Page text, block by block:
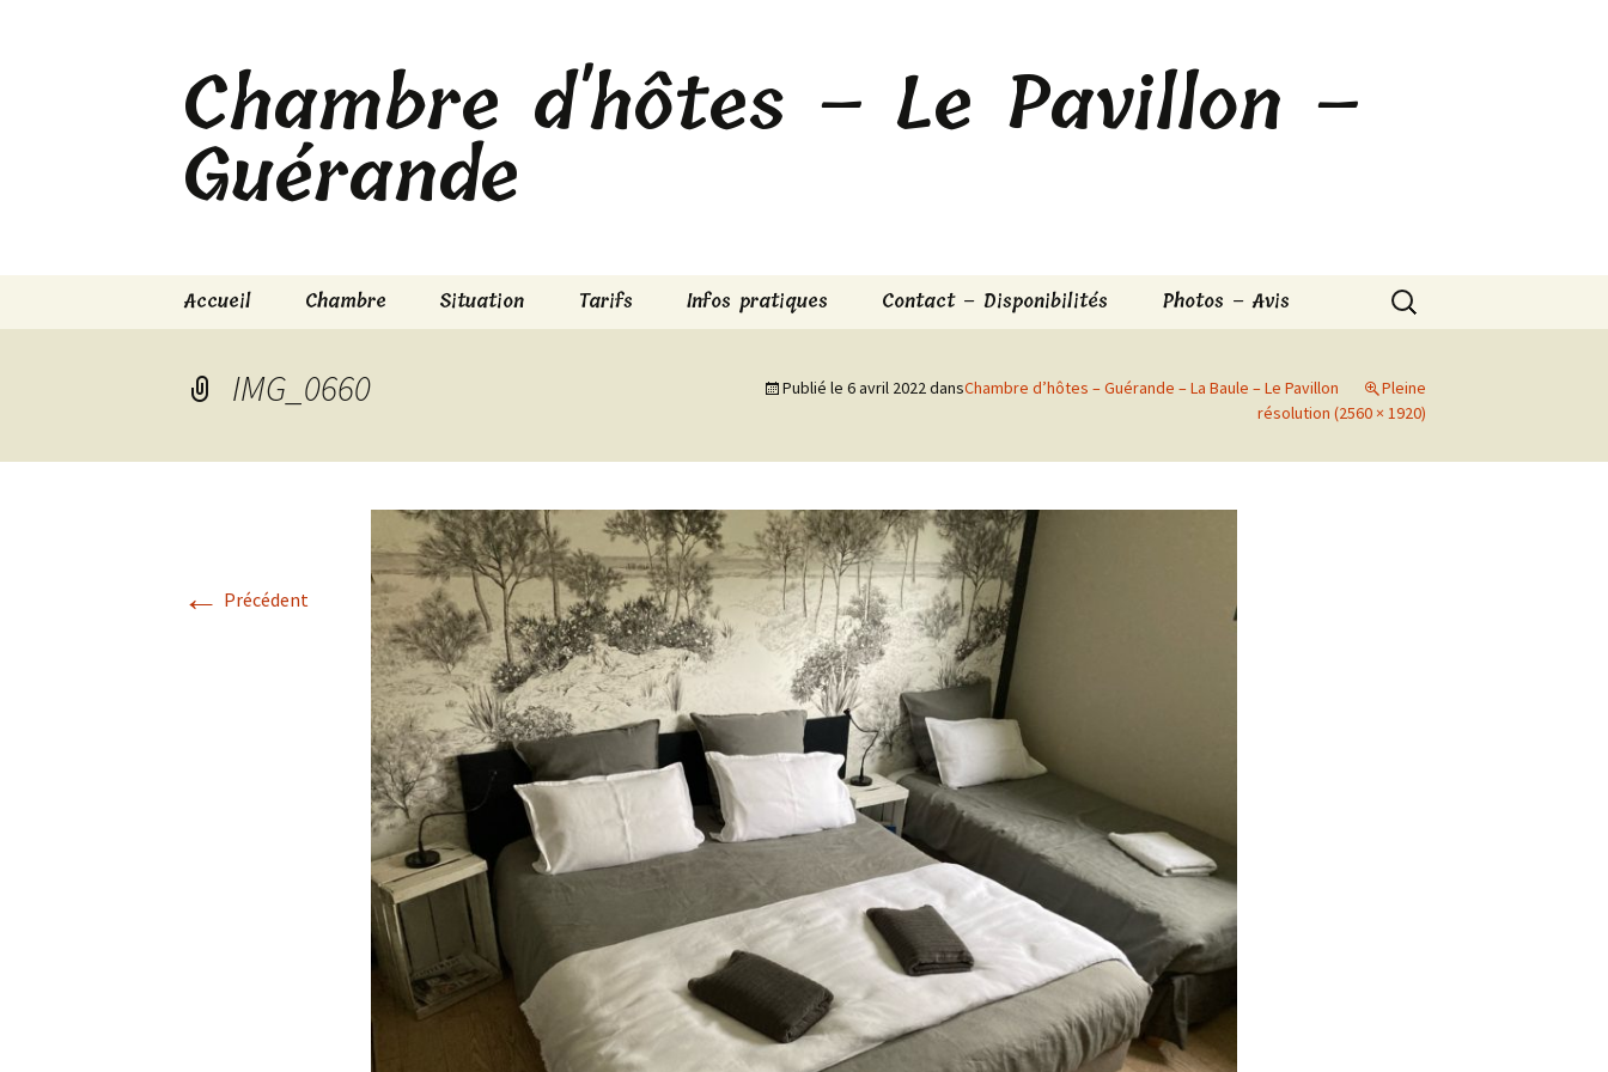
Chambre d'hôtes – Le Pavillon –
Guérande
Accueil Chambre Situation Tarifs Infos pratiques Contact – Disponibilités Photos – Avis Rechercher :
IMG_0660 Publié le 6 avril 2022dansChambre d’hôtes – Guérande – La Baule – Le Pavillon
Pleine
résolution (2560 × 1920)
← Précédent